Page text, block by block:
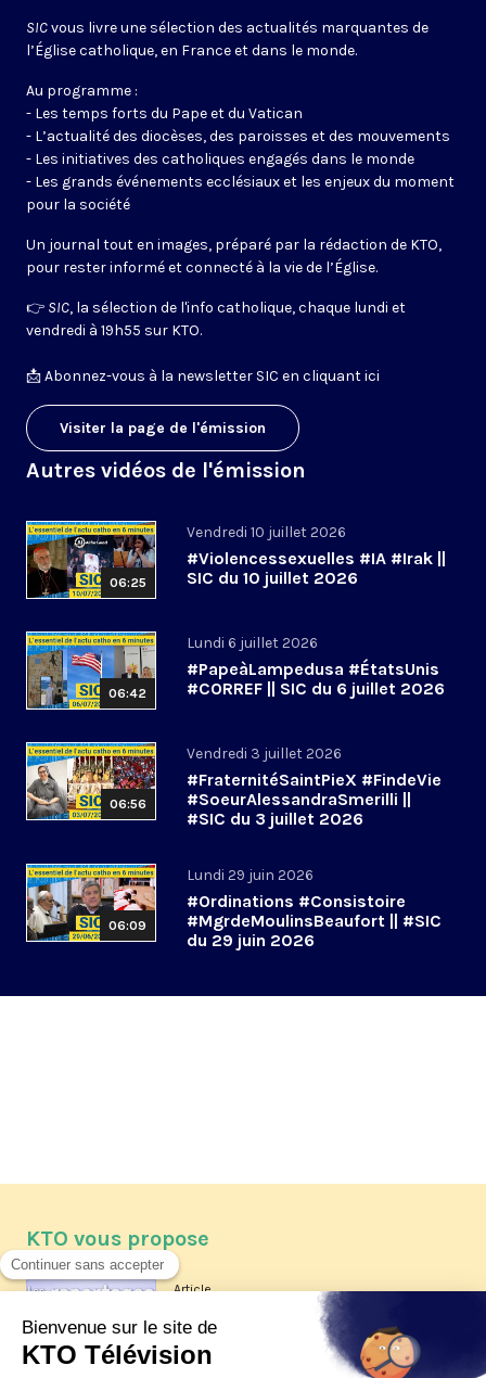
SICvous livre une sélection des actualités marquantes de
l’Église catholique, en France et dans le monde.
Au programme :
- Les temps forts du Pape et du Vatican
- L’actualité des diocèses, des paroisses et des mouvements
- Les initiatives des catholiques engagés dans le monde
- Les grands événements ecclésiaux et les enjeux du moment
pour la société
Un journal tout en images, préparé par la rédaction de KTO,
pour rester informé et connecté à la vie de l’Église.
👉 SIC, la sélection de l'info catholique, chaque lundi et
vendredi à 19h55 sur KTO.
📩Abonnez-vous à la newsletter SIC en cliquant ici
Visiter la page de l'émission
Autres vidéos de l'émission
06:25
Vendredi 10 juillet 2026
#Violencessexuelles #IA #Irak ||
SIC du 10 juillet 2026
06:42
Lundi 6 juillet 2026
#PapeàLampedusa #ÉtatsUnis
#CORREF || SIC du 6 juillet 2026
06:56
Vendredi 3 juillet 2026
#FraternitéSaintPieX #FindeVie
#SoeurAlessandraSmerilli ||
#SIC du 3 juillet 2026
06:09
Lundi 29 juin 2026
#Ordinations #Consistoire
#MgrdeMoulinsBeaufort || #SIC
du 29 juin 2026
KTO vous propose
Article
Les reportages d'été 2026 de KTO